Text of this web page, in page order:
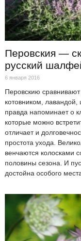
Перовския —
русский
6 января 2016
Перовскию
котовником,
правда напоминает о
которые можно
отличает и
простота ухода.
венчаются колосками
половины сезона. И
достойна особого